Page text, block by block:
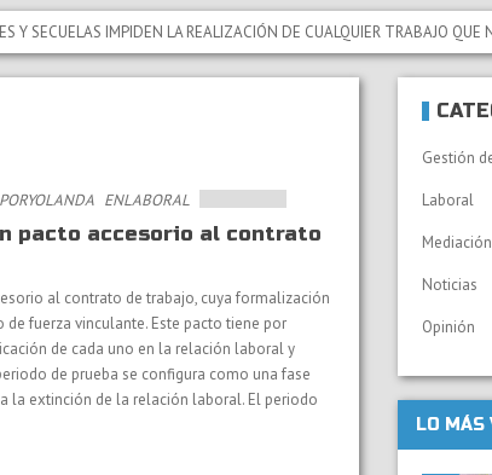
IMPIDEN LA REALIZACIÓN DE CUALQUIER TRABAJO QUE NO
PORYOLANDA ENLABORAL
pacto accesorio al contrato
al contrato de trabajo, cuya formalización
fuerza vinculante. Este pacto tiene por
de cada uno en la relación laboral y
de prueba se configura como una fase
la extinción de la relación laboral. El periodo
Gestión
Laboral
Mediación
Noticias
Opinión
LO MÁS